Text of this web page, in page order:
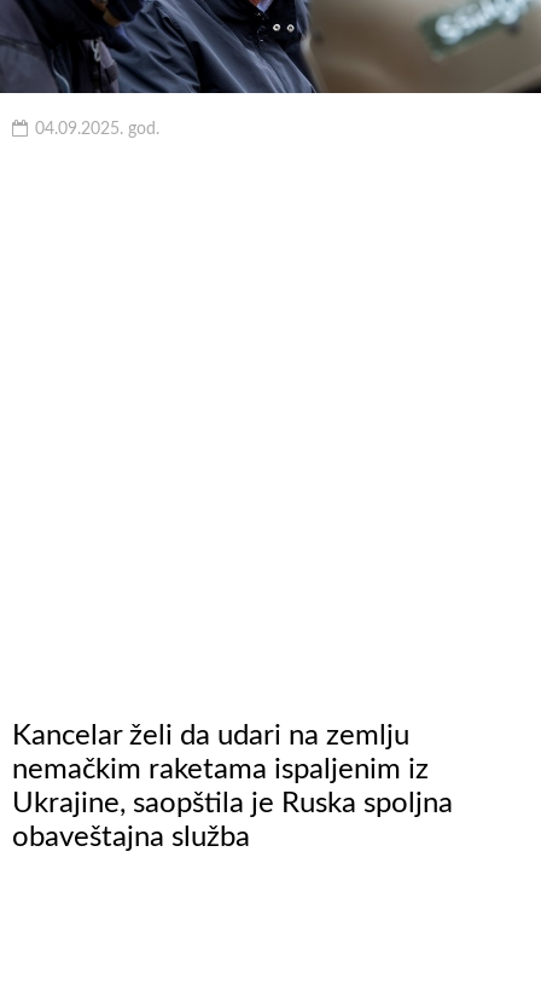
04.09.2025. god.
Kancelar želi da udari na zemlju
nemačkim raketama ispaljenim iz
Ukrajine, saopštila je Ruska spoljna
obaveštajna služba